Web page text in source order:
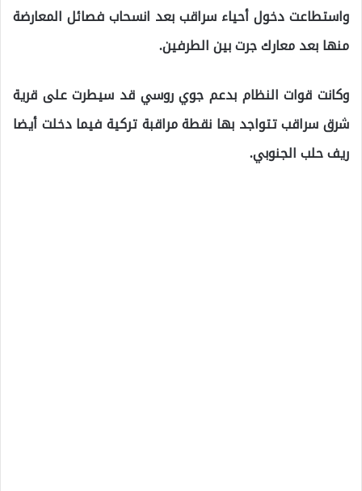
واستطاعت دخول أحياء سراقب بعد انسحاب فصائل المعارضة
منها بعد معارك جرت بين الطرفين.
وكانت قوات النظام بدعم جوي روسي قد سيطرت على قرية
شرق سراقب تتواجد بها نقطة مراقبة تركية فيما دخلت أيضا
ريف حلب الجنوبي.